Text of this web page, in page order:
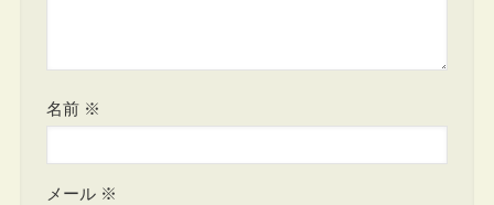
名前 ※
メール ※